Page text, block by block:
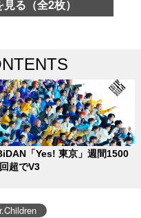
る（全2枚）
「Yes! 東京」週間1500
超でV3